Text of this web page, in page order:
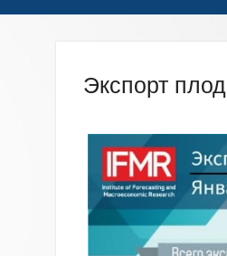
Экспорт